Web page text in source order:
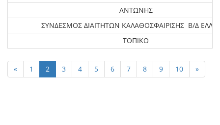
ΑΝΤΩΝΗΣ
ΣΥΝΔΕΣΜΟΣ ΔΙΑΙΤΗΤΩΝ ΚΑΛΑΘΟΣΦΑΙΡΙΣΗΣ Β/Δ
ΤΟΠΙΚΟ
« 1 2 3 4 5 6 7 8 9 10 »